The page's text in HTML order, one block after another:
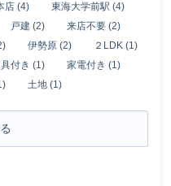
店 (4)
東海大学前駅 (4)
戸建 (2)
来店不要 (2)
伊勢原 (2)
２LDK (1)
付き (1)
家電付き (1)
土地 (1)